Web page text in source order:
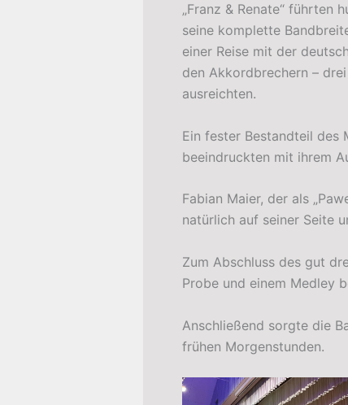
„Franz & Renate“ führten
seine komplette
einer Reise mit der
den Akkordbrechern –
ausreichten.
Ein fester Bestandteil des
beeindruckten mit ihrem
Fabian Maier, der als
natürlich auf seiner Seite
Zum Abschluss des gut
Probe und einem Medley
Anschließend sorgte die
frühen Morgenstunden.